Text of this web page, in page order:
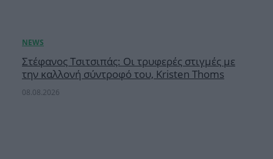
Στέφανος Τσιτσιπάς: Οι τρυφερές στιγμές με
την καλλονή σύντροφό του, Kristen Thoms
08.08.2026